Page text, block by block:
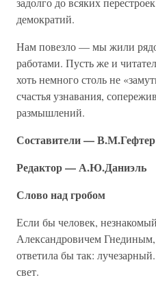
демократий.
Нам повезло — мы жили
работами. Пусть же и
хоть немного столь не
счастья узнавания,
размышлений.
Составители —
Редактор — А.Ю.Даниэль
Слово над гробом
Если бы человек,
Александровичем
ответила бы так:
свет.